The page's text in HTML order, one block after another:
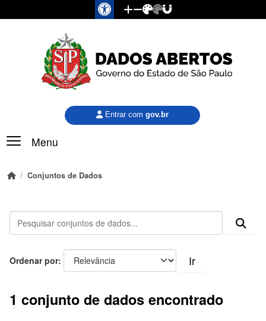
Pular para o conteúdo principal
Menu
Entrar com gov.br
Conjuntos de Dados
Ordenar por Ir
1 conjunto de dados encontrado